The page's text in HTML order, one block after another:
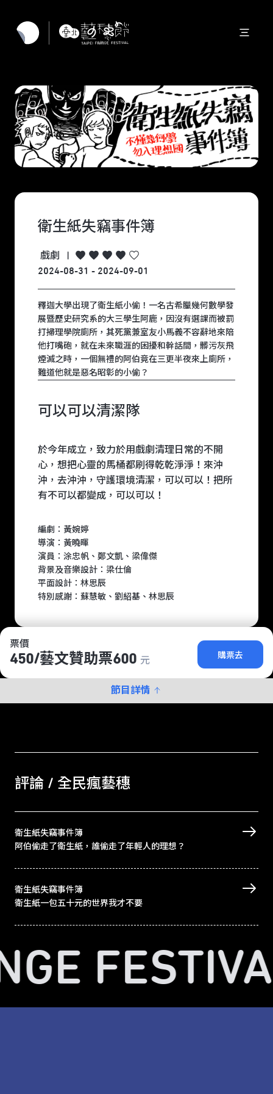
票價
450/​藝文贊助票600 元
購票去
節目詳情
衛生紙失竊事件簿
戲劇
2024-08-31 - 2024-09-01
釋迦大學出現了衛生紙小偷！一名古希臘幾何數學發
展暨歷史研究系的大三學生阿鹿，因沒有選課而被罰
打掃理學院廁所，其死黨兼室友小馬義不容辭地來陪
他打嘴砲，就在未來職涯的困擾和幹話間，髒污灰飛
煙滅之時，一個無禮的阿伯竟在三更半夜來上廁所，
難道他就是惡名昭彰的小偷？
可以可以清潔隊
於今年成立，致力於用戲劇清理日常的不開
心，想把心靈的馬桶都刷得乾乾淨淨！來沖
沖，去沖沖，守護環境清潔，可以可以！把所
有不可以都變成，可以可以！
編劇：黃婉婷
導演：黃曉暉
演員：涂忠帆、鄭文凱、梁偉傑
背景及音樂設計：梁仕倫
平面設計：林思辰
特別感謝：蘇慧敏、劉紹基、林思辰
評論 / 全民瘋藝穗
衛生紙失竊事件簿
阿伯偷走了衛生紙，誰偷走了年輕人的理想？
衛生紙失竊事件簿
衛生紙一包五十元的世界我才不要